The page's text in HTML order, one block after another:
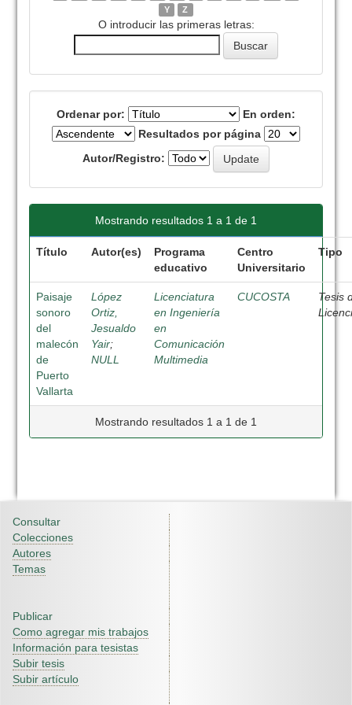
Y Z
O introducir las primeras letras:
Ordenar por:
En orden:
Resultados por página
Autor/Registro:
Mostrando resultados 1 a 1 de 1
Título Autor(es)
Programa
educativo
Centro
Universitario
Tipo
Paisaje
sonoro
del
malecón
de
Puerto
Vallarta
López
Ortiz,
Jesualdo
Yair;
NULL
Licenciatura
en Ingeniería
en
Comunicación
Multimedia
CUCOSTA
Tesis
Mostrando resultados 1 a 1 de 1
Consultar
Colecciones
Autores
Temas
Publicar
Como agregar mis trabajos
Información para tesistas
Subir tesis
Subir artículo